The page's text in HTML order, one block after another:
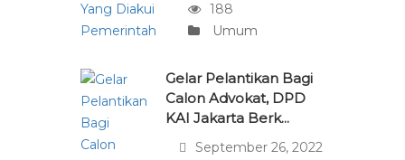
188
Umum
Gelar Pelantikan Bagi
Calon Advokat, DPD
KAI Jakarta Berk...
September 26, 2022